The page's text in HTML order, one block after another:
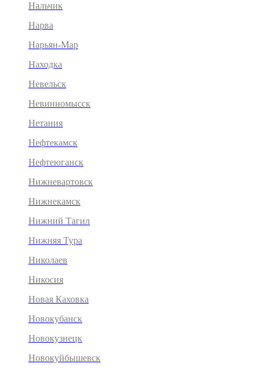
Нальчик
Нарва
Нарьян-Мар
Находка
Невельск
Невинномысск
Нетания
Нефтекамск
Нефтеюганск
Нижневартовск
Нижнекамск
Нижний Тагил
Нижняя Тура
Николаев
Никосия
Новая Каховка
Новокубанск
Новокузнецк
Новокуйбышевск